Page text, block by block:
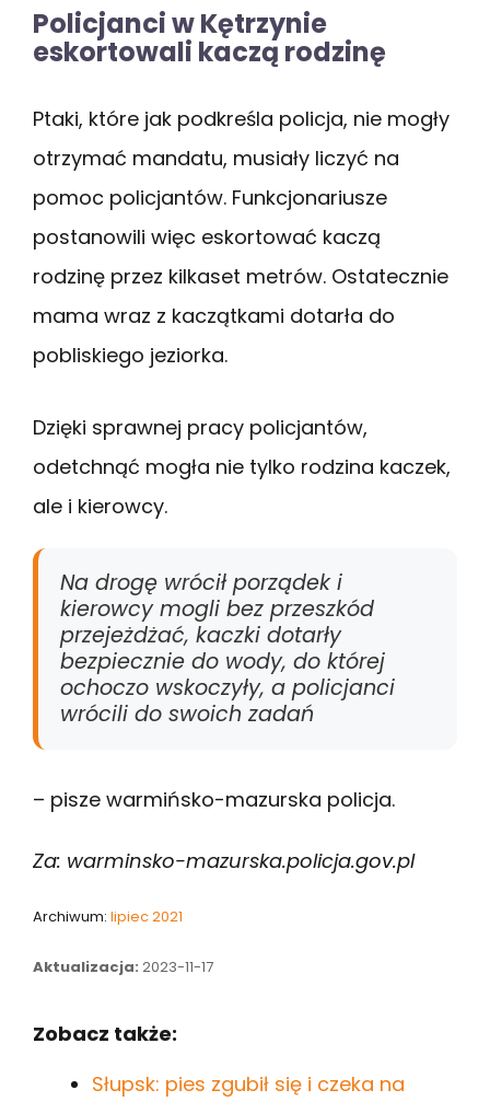
Policjanci w Kętrzynie
eskortowali kaczą rodzinę
Ptaki, które jak podkreśla policja, nie mogły
otrzymać mandatu, musiały liczyć na
pomoc policjantów. Funkcjonariusze
postanowili więc eskortować kaczą
rodzinę przez kilkaset metrów. Ostatecznie
mama wraz z kaczątkami dotarła do
pobliskiego jeziorka.
Dzięki sprawnej pracy policjantów,
odetchnąć mogła nie tylko rodzina kaczek,
ale i kierowcy.
Na drogę wrócił porządek i
kierowcy mogli bez przeszkód
przejeżdżać, kaczki dotarły
bezpiecznie do wody, do której
ochoczo wskoczyły, a policjanci
wrócili do swoich zadań
– pisze warmińsko-mazurska policja.
Za: warminsko-mazurska.policja.gov.pl
Archiwum: lipiec 2021
Aktualizacja: 2023-11-17
Zobacz także:
Słupsk: pies zgubił się i czeka na